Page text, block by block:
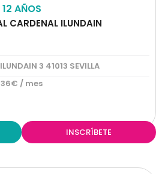
12 AÑOS
CARDENAL ILUNDAIN
3 41013 SEVILLA
36€ / mes
INSCRÍBETE